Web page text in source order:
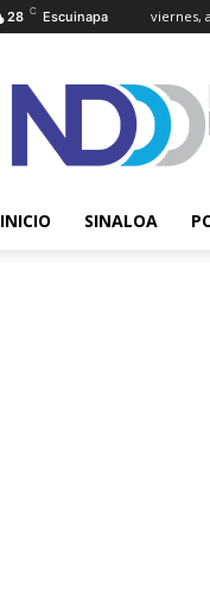
28 C Escuinapa viernes,
INICIO SINALOA